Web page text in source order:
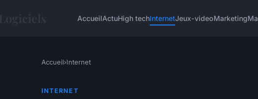
AccueilActuHigh techInternetJeux-videoMarketing
Accueil›Internet
INTERNET